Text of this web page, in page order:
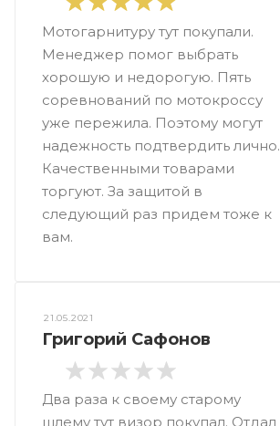
Мотогарнитуру тут покупали.
Менеджер помог выбрать
хорошую и недорогую. Пять
соревнований по мотокроссу
уже пережила. Поэтому могут
надежность подтвердить лично.
Качественными товарами
торгуют. За защитой в
следующий раз придем тоже к
вам.
21.05.2021
Григорий Сафонов
Два раза к своему старому
шлему тут визор покупал. Отдал